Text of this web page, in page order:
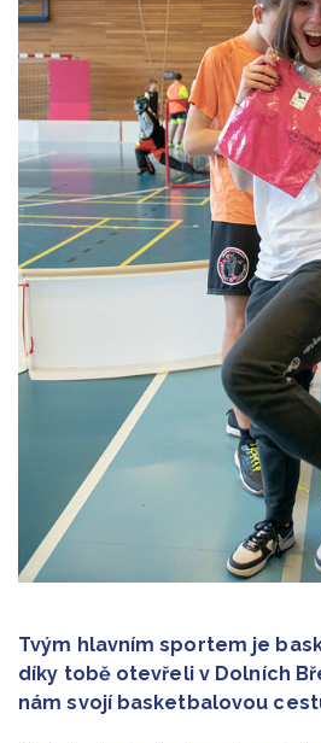
Tvým hlavním sportem je
díky tobě otevřeli v Dolních
nám svojí basketbalovou